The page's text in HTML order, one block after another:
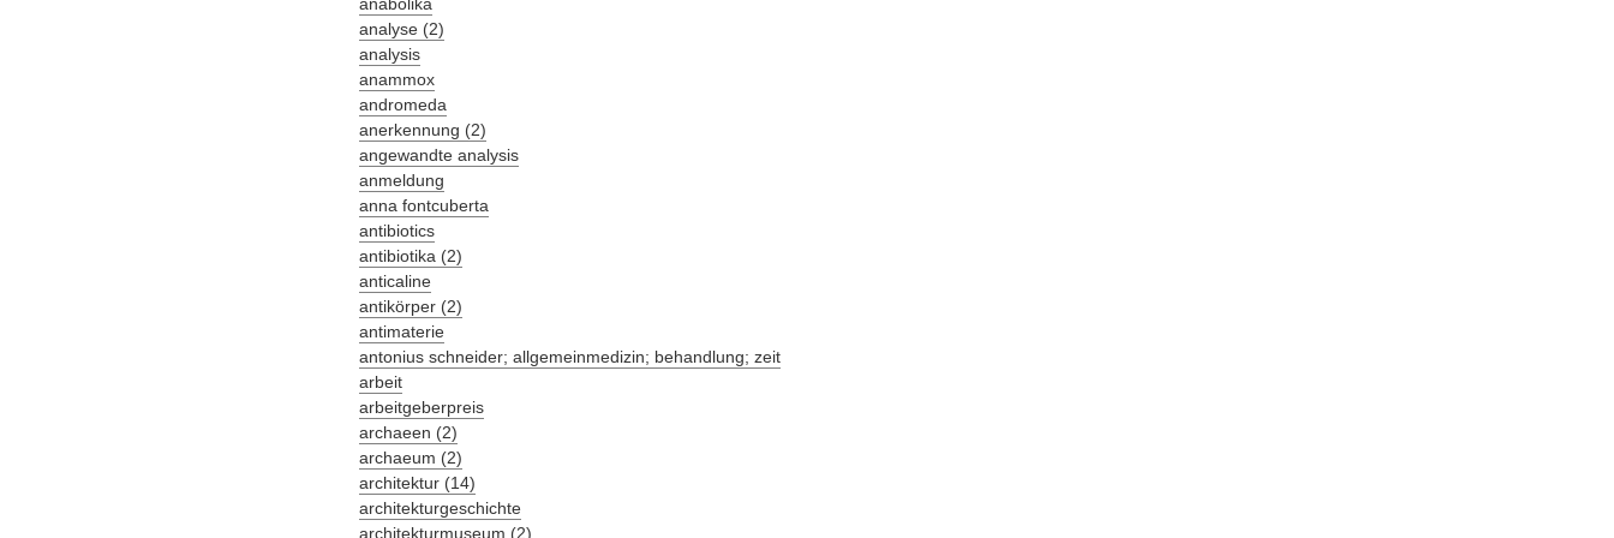
anabolika
analyse (2)
analysis
anammox
andromeda
anerkennung (2)
angewandte analysis
anmeldung
anna fontcuberta
antibiotics
antibiotika (2)
anticaline
antikörper (2)
antimaterie
antonius schneider; allgemeinmedizin; behandlung; zeit
arbeit
arbeitgeberpreis
archaeen (2)
archaeum (2)
architektur (14)
architekturgeschichte
architekturmuseum (2)